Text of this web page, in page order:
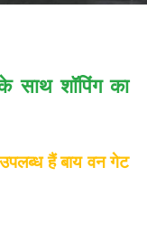
साथ शॉपिंग का
हैं बाय वन गेट